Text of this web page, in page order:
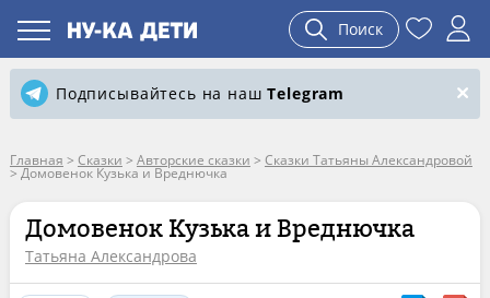
Поиск
Подписывайтесь на нашTelegram
Главная > Сказки > Авторские сказки > Сказки Татьяны Александровой
>Домовенок Кузька и Вреднючка
Домовенок Кузька и Вреднючка
Татьяна Александрова